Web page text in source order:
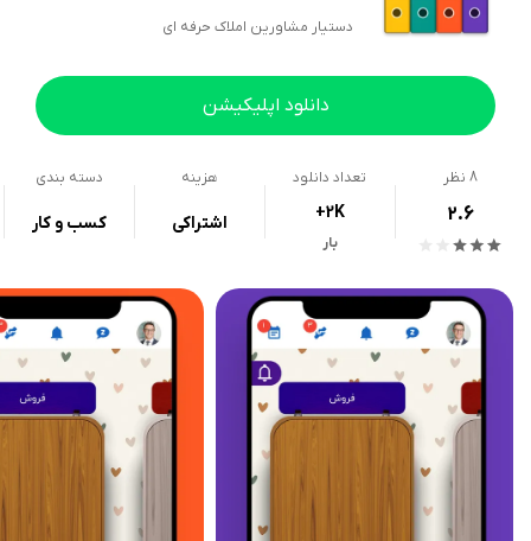
دستیار مشاورین املاک حرفه ای
دانلود اپلیکیشن
8 نظر
2.6
تعداد دانلود
+2K
بار
هزینه
اشتراکی
دسته بندی
کسب و کار